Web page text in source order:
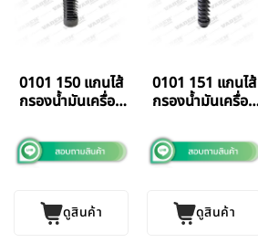
0101 150 แกนไส้
กรองน้ำมันเครื่อง
VADEN TURKEY
ดูสินค้า
0101 151 แกนไส้
กรองน้ำมันเครื่อง
VADEN TURKEY
ดูสินค้า